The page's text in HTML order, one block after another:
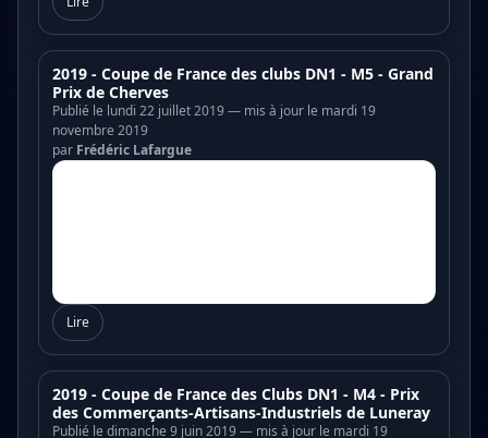
2019 - Coupe de France des clubs DN1 - M5 - Grand
Prix de Cherves
Publié le lundi 22 juillet 2019 — mis à jour le mardi 19
novembre 2019
par Frédéric Lafargue
Lire
2019 - Coupe de France des Clubs DN1 - M4 - Prix
des Commerçants-Artisans-Industriels de Luneray
Publié le dimanche 9 juin 2019 — mis à jour le mardi 19